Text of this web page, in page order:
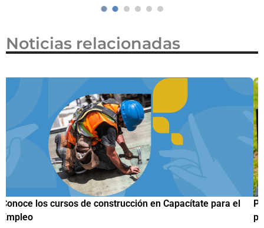
Noticias relacionadas
Papuchis y el Sueño Michoacano como alternativa
productiva